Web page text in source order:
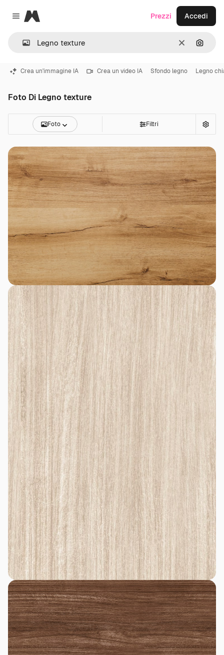
Close menu
Magnific
CancellaCerca
Prezzi Accedi
Crea un'immagine IA Crea un video IA Sfondo legno Legno
Foto Di Legno texture
Foto Filtri